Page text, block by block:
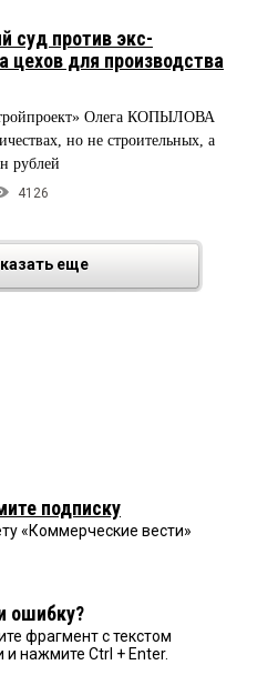
суд против экс-
цехов для производства
Олега КОПЫЛОВА
но не строительных, а
рублей
4126
еще
подписку
«Коммерческие вести»
ошибку?
фрагмент с текстом
и нажмите Ctrl + Enter.